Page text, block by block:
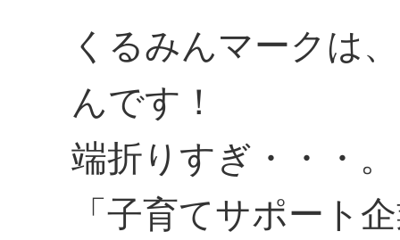
くるみんマークは
んです！
端折りすぎ・・・。
「子育てサポート